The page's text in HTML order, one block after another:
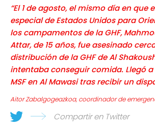
“El 1 de agosto, el mismo día en que
especial de Estados Unidos para
los campamentos de la GHF,
Attar, de 15 años, fue asesinado
distribución de la GHF de Al
intentaba conseguir comida. Llegó
MSF en Al Mawasi tras recibir un
Aitor Zabalgogeazkoa, coordinador de
Compartir en Twitter